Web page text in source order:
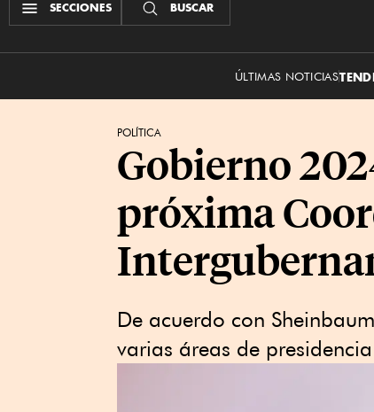
SECCIONES BUSCAR
ÚLTIMAS NOTICIAS
POLÍTICA
Gobierno
próxima
De acuerdo con
varias áreas de